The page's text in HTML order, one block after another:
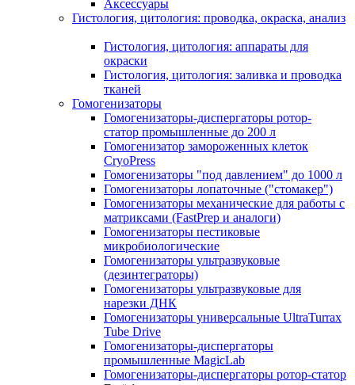
Аксессуары
Гистология, цитология: проводка, окраска, анализ
Гистология, цитология: аппараты для
окраски
Гистология, цитология: заливка и проводка
тканей
Гомогенизаторы
Гомогенизаторы-диспергаторы ротор-
статор промышленные до 200 л
Гомогенизатор замороженных клеток
CryoPress
Гомогенизаторы "под давлением" до 1000 л
Гомогенизаторы лопаточные ("стомакер")
Гомогенизаторы механические для работы с
матриксами (FastPrep и аналоги)
Гомогенизаторы пестиковые
микробиологические
Гомогенизаторы ультразвуковые
(дезинтеграторы)
Гомогенизаторы ультразвуковые для
нарезки ДНК
Гомогенизаторы универсальные UltraTurrax
Tube Drive
Гомогенизаторы-диспергаторы
промышленные MagicLab
Гомогенизаторы-диспергаторы ротор-статор